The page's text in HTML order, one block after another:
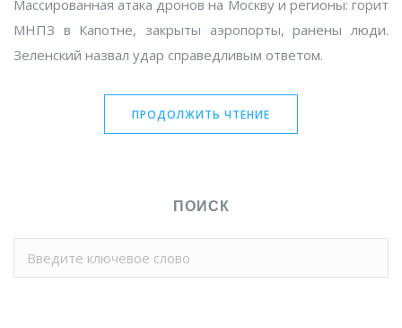
Массированная атака дронов на Москву и регионы: горит
МНПЗ в Капотне, закрыты аэропорты, ранены люди.
Зеленский назвал удар справедливым ответом.
ПРОДОЛЖИТЬ ЧТЕНИЕ
ПОИСК